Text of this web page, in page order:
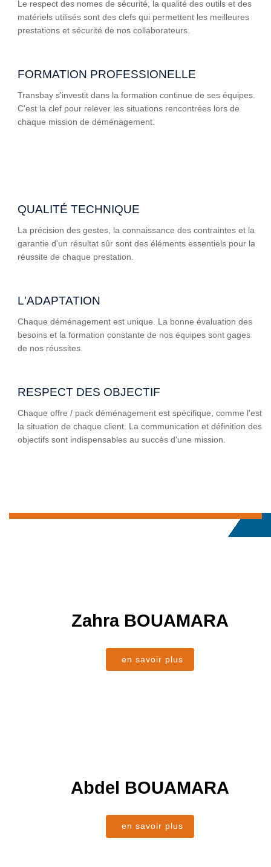
Le respect des nomes de sécurité, la qualité des outils et des
matériels utilisés sont des clefs qui permettent les meilleures
prestations et sécurité de nos collaborateurs.
FORMATION PROFESSIONELLE
Transbay s'investit dans la formation continue de ses équipes.
C'est la clef pour relever les situations rencontrées lors de
chaque mission de déménagement.
QUALITÉ TECHNIQUE
La précision des gestes, la connaissance des contraintes et la
garantie d'un résultat sûr sont des éléments essentiels pour la
réussite de chaque prestation.
L'ADAPTATION
Chaque déménagement est unique. La bonne évaluation des
besoins et la formation constante de nos équipes sont gages
de nos réussites.
RESPECT DES OBJECTIF
Chaque offre / pack déménagement est spécifique, comme l'est
la situation de chaque client. La communication et définition des
objectifs sont indispensables au succès d'une mission.
Zahra BOUAMARA
en savoir plus
Abdel BOUAMARA
en savoir plus